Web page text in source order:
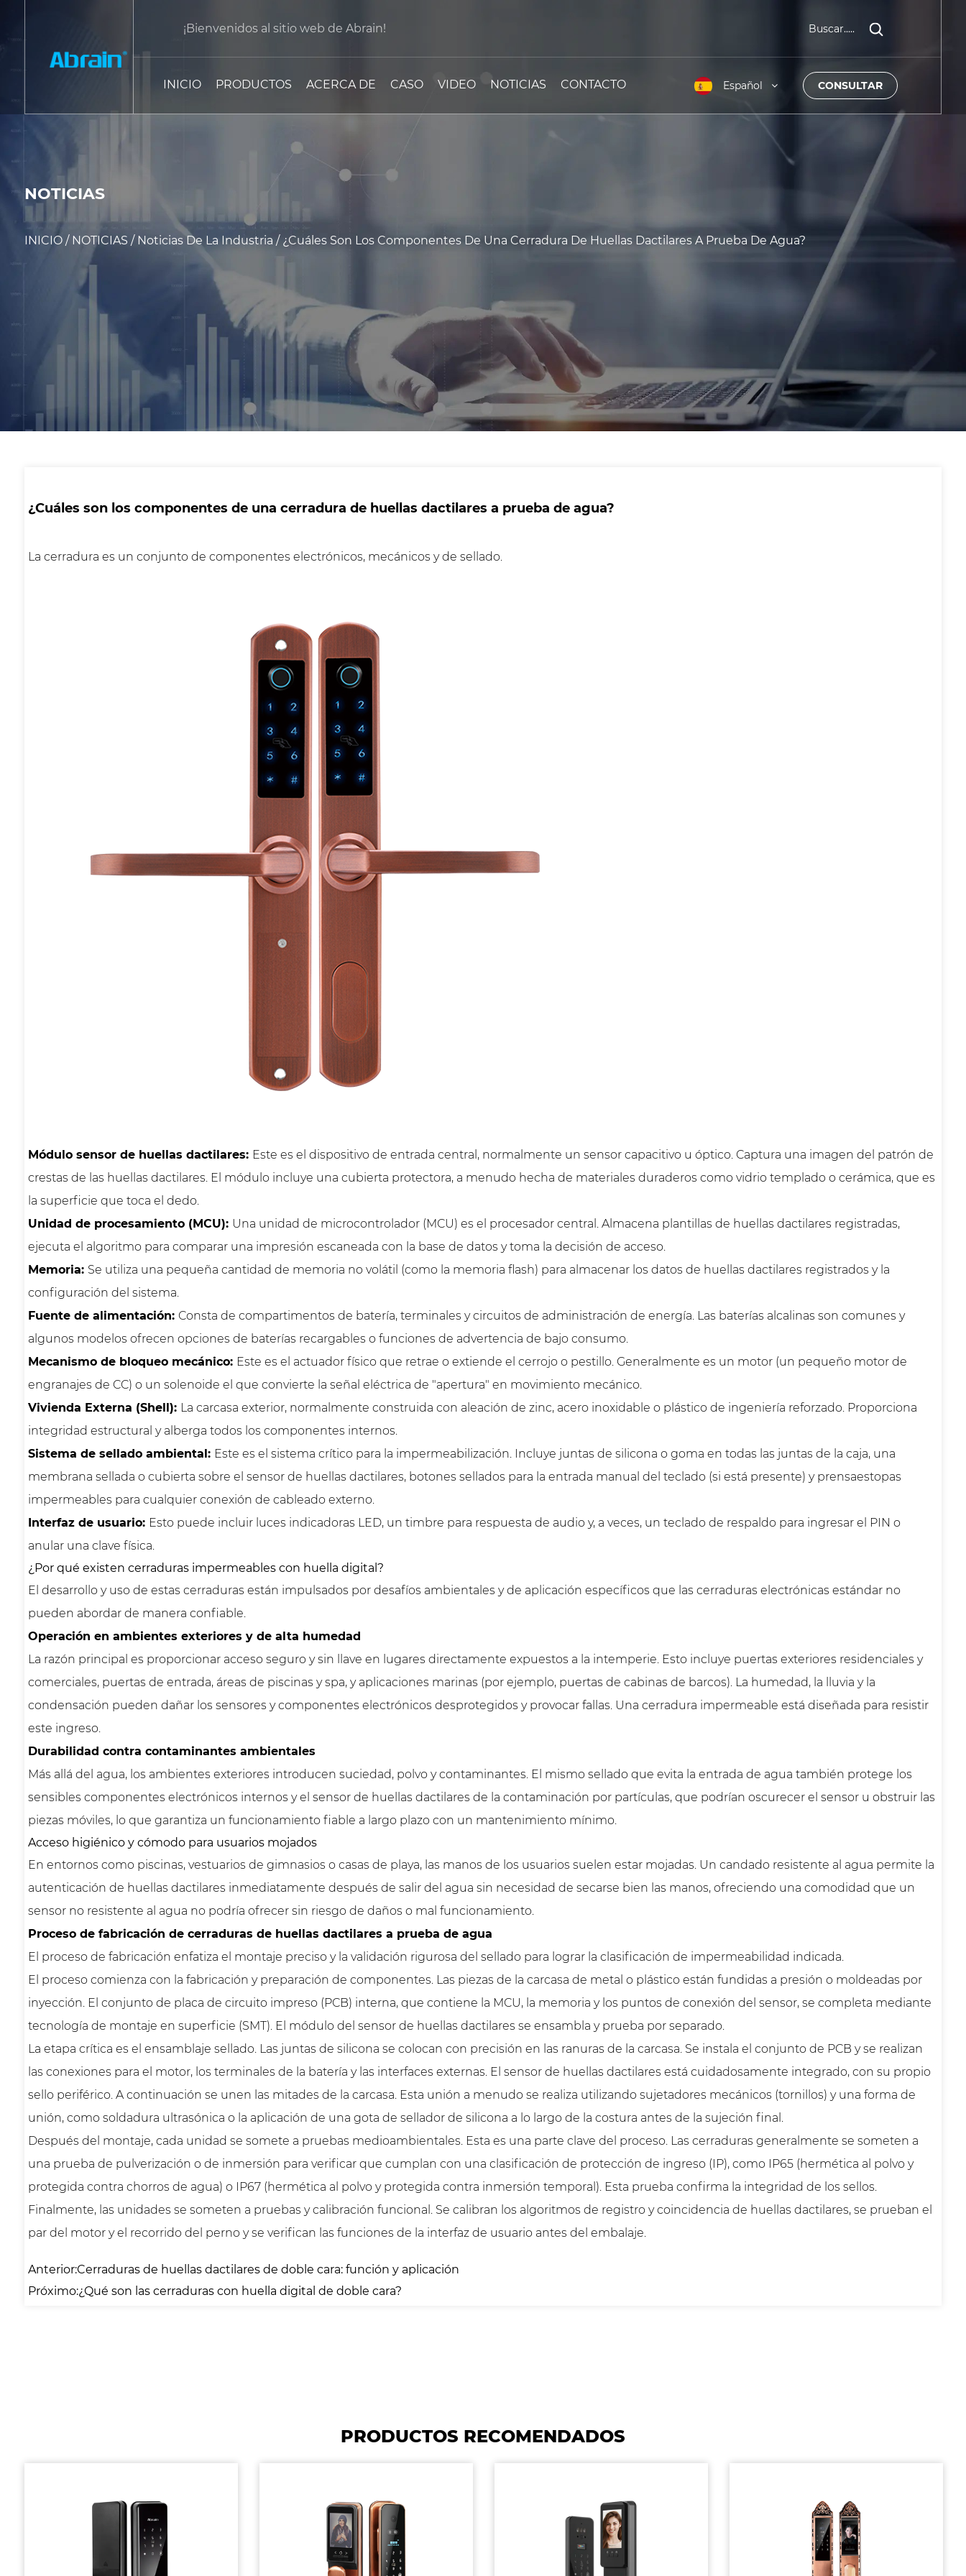
¡Bienvenidos al sitio web de Abrain! Buscar.....
INICIO PRODUCTOS ACERCA DE CASO VIDEO NOTICIAS CONTACTO Español CONSULTAR
NOTICIAS
INICIO/ NOTICIAS / Noticias De La Industria / ¿Cuáles Son Los Componentes De Una Cerradura De Huellas Dactilares A Prueba De Agua?
¿Cuáles son los componentes de una cerradura de huellas dactilares a prueba de agua?
La cerradura es un conjunto de componentes electrónicos, mecánicos y de sellado.
Módulo sensor de huellas dactilares: Este es el dispositivo de entrada central, normalmente un sensor capacitivo u óptico. Captura una imagen del patrón de
crestas de las huellas dactilares. El módulo incluye una cubierta protectora, a menudo hecha de materiales duraderos como vidrio templado o cerámica, que es
la superficie que toca el dedo.
Unidad de procesamiento (MCU): Una unidad de microcontrolador (MCU) es el procesador central. Almacena plantillas de huellas dactilares registradas,
ejecuta el algoritmo para comparar una impresión escaneada con la base de datos y toma la decisión de acceso.
Memoria: Se utiliza una pequeña cantidad de memoria no volátil (como la memoria flash) para almacenar los datos de huellas dactilares registrados y la
configuración del sistema.
Fuente de alimentación: Consta de compartimentos de batería, terminales y circuitos de administración de energía. Las baterías alcalinas son comunes y
algunos modelos ofrecen opciones de baterías recargables o funciones de advertencia de bajo consumo.
Mecanismo de bloqueo mecánico: Este es el actuador físico que retrae o extiende el cerrojo o pestillo. Generalmente es un motor (un pequeño motor de
engranajes de CC) o un solenoide el que convierte la señal eléctrica de "apertura" en movimiento mecánico.
Vivienda Externa (Shell): La carcasa exterior, normalmente construida con aleación de zinc, acero inoxidable o plástico de ingeniería reforzado. Proporciona
integridad estructural y alberga todos los componentes internos.
Sistema de sellado ambiental: Este es el sistema crítico para la impermeabilización. Incluye juntas de silicona o goma en todas las juntas de la caja, una
membrana sellada o cubierta sobre el sensor de huellas dactilares, botones sellados para la entrada manual del teclado (si está presente) y prensaestopas
impermeables para cualquier conexión de cableado externo.
Interfaz de usuario: Esto puede incluir luces indicadoras LED, un timbre para respuesta de audio y, a veces, un teclado de respaldo para ingresar el PIN o
anular una clave física.
¿Por qué existen cerraduras impermeables con huella digital?
El desarrollo y uso de estas cerraduras están impulsados ​​por desafíos ambientales y de aplicación específicos que las cerraduras electrónicas estándar no
pueden abordar de manera confiable.
Operación en ambientes exteriores y de alta humedad
La razón principal es proporcionar acceso seguro y sin llave en lugares directamente expuestos a la intemperie. Esto incluye puertas exteriores residenciales y
comerciales, puertas de entrada, áreas de piscinas y spa, y aplicaciones marinas (por ejemplo, puertas de cabinas de barcos). La humedad, la lluvia y la
condensación pueden dañar los sensores y componentes electrónicos desprotegidos y provocar fallas. Una cerradura impermeable está diseñada para resistir
este ingreso.
Durabilidad contra contaminantes ambientales
Más allá del agua, los ambientes exteriores introducen suciedad, polvo y contaminantes. El mismo sellado que evita la entrada de agua también protege los
sensibles componentes electrónicos internos y el sensor de huellas dactilares de la contaminación por partículas, que podrían oscurecer el sensor u obstruir las
piezas móviles, lo que garantiza un funcionamiento fiable a largo plazo con un mantenimiento mínimo.
Acceso higiénico y cómodo para usuarios mojados
En entornos como piscinas, vestuarios de gimnasios o casas de playa, las manos de los usuarios suelen estar mojadas. Un candado resistente al agua permite la
autenticación de huellas dactilares inmediatamente después de salir del agua sin necesidad de secarse bien las manos, ofreciendo una comodidad que un
sensor no resistente al agua no podría ofrecer sin riesgo de daños o mal funcionamiento.
Proceso de fabricación de cerraduras de huellas dactilares a prueba de agua
El proceso de fabricación enfatiza el montaje preciso y la validación rigurosa del sellado para lograr la clasificación de impermeabilidad indicada.
El proceso comienza con la fabricación y preparación de componentes. Las piezas de la carcasa de metal o plástico están fundidas a presión o moldeadas por
inyección. El conjunto de placa de circuito impreso (PCB) interna, que contiene la MCU, la memoria y los puntos de conexión del sensor, se completa mediante
tecnología de montaje en superficie (SMT). El módulo del sensor de huellas dactilares se ensambla y prueba por separado.
La etapa crítica es el ensamblaje sellado. Las juntas de silicona se colocan con precisión en las ranuras de la carcasa. Se instala el conjunto de PCB y se realizan
las conexiones para el motor, los terminales de la batería y las interfaces externas. El sensor de huellas dactilares está cuidadosamente integrado, con su propio
sello periférico. A continuación se unen las mitades de la carcasa. Esta unión a menudo se realiza utilizando sujetadores mecánicos (tornillos) y una forma de
unión, como soldadura ultrasónica o la aplicación de una gota de sellador de silicona a lo largo de la costura antes de la sujeción final.
Después del montaje, cada unidad se somete a pruebas medioambientales. Esta es una parte clave del proceso. Las cerraduras generalmente se someten a
una prueba de pulverización o de inmersión para verificar que cumplan con una clasificación de protección de ingreso (IP), como IP65 (hermética al polvo y
protegida contra chorros de agua) o IP67 (hermética al polvo y protegida contra inmersión temporal). Esta prueba confirma la integridad de los sellos.
Finalmente, las unidades se someten a pruebas y calibración funcional. Se calibran los algoritmos de registro y coincidencia de huellas dactilares, se prueban el
par del motor y el recorrido del perno y se verifican las funciones de la interfaz de usuario antes del embalaje.
Anterior:Cerraduras de huellas dactilares de doble cara: función y aplicación
Próximo:¿Qué son las cerraduras con huella digital de doble cara?
PRODUCTOS RECOMENDADOS